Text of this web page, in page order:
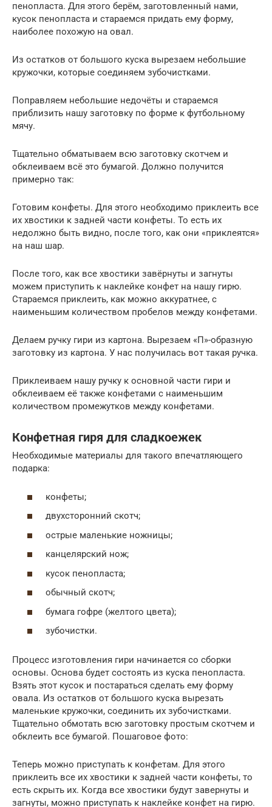
пенопласта. Для этого берём, заготовленный нами,
кусок пенопласта и стараемся придать ему форму,
наиболее похожую на овал.
Из остатков от большого куска вырезаем небольшие
кружочки, которые соединяем зубочистками.
Поправляем небольшие недочёты и стараемся
приблизить нашу заготовку по форме к футбольному
мячу.
Тщательно обматываем всю заготовку скотчем и
обклеиваем всё это бумагой. Должно получится
примерно так:
Готовим конфеты. Для этого необходимо приклеить все
их хвостики к задней части конфеты. То есть их
недолжно быть видно, после того, как они «приклеятся»
на наш шар.
После того, как все хвостики завёрнуты и загнуты
можем приступить к наклейке конфет на нашу гирю.
Стараемся приклеить, как можно аккуратнее, с
наименьшим количеством пробелов между конфетами.
Делаем ручку гири из картона. Вырезаем «П»-образную
заготовку из картона. У нас получилась вот такая ручка.
Приклеиваем нашу ручку к основной части гири и
обклеиваем её также конфетами с наименьшим
количеством промежутков между конфетами.
Конфетная гиря для сладкоежек
Необходимые материалы для такого впечатляющего
подарка:
конфеты;
двухсторонний скотч;
острые маленькие ножницы;
канцелярский нож;
кусок пенопласта;
обычный скотч;
бумага гофре (желтого цвета);
зубочистки.
Процесс изготовления гири начинается со сборки
основы. Основа будет состоять из куска пенопласта.
Взять этот кусок и постараться сделать ему форму
овала. Из остатков от большого куска вырезать
маленькие кружочки, соединить их зубочистками.
Тщательно обмотать всю заготовку простым скотчем и
обклеить все бумагой. Пошаговое фото:
Теперь можно приступать к конфетам. Для этого
приклеить все их хвостики к задней части конфеты, то
есть скрыть их. Когда все хвостики будут завернуты и
загнуты, можно приступать к наклейке конфет на гирю.